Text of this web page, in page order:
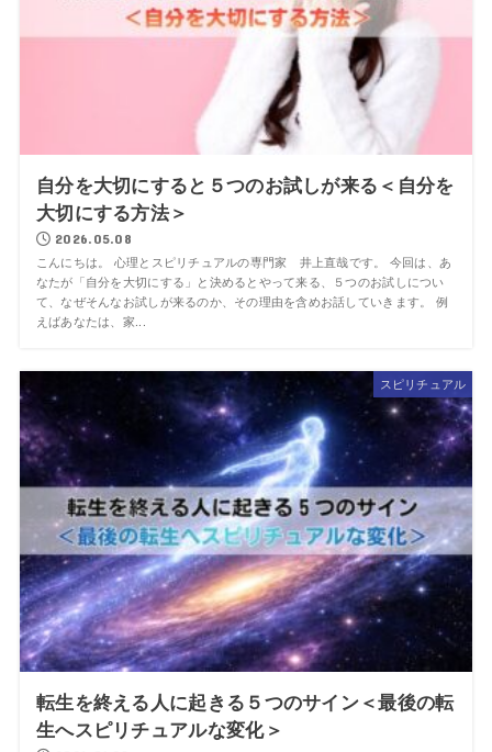
自分を大切にすると５つのお試しが来る＜自分を
大切にする方法＞
2026.05.08
こんにちは。 心理とスピリチュアルの専門家 井上直哉です。 今回は、あ
なたが「自分を大切にする」と決めるとやって来る、５つのお試しについ
て、なぜそんなお試しが来るのか、その理由を含めお話していきます。 例
えばあなたは、家...
スピリチュアル
転生を終える人に起きる５つのサイン＜最後の転
生へスピリチュアルな変化＞